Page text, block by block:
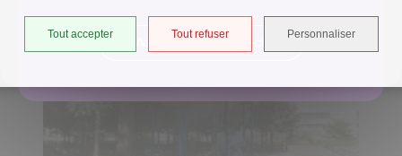
Tout accepter Tout refuser Personnaliser
Accéder à l'univers déchets